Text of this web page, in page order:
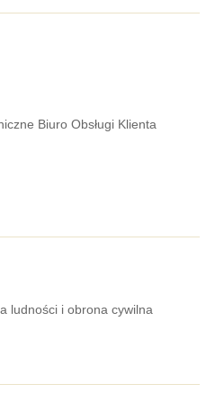
Biuro Obsługi Klienta
ludności i obrona cywilna